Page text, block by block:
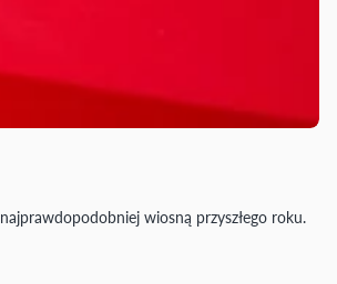
wiosną przyszłego roku.